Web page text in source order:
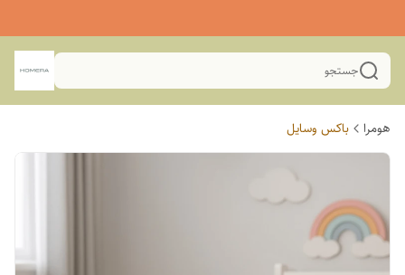
جستجو
هومرا باکس وسایل